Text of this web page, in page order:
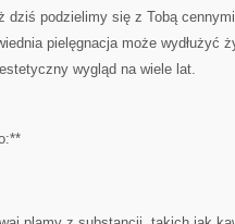
dziś podzielimy się z Tobą
pielęgnacja⁤ może‍ wydłużyć
wygląd ‌na wiele lat.